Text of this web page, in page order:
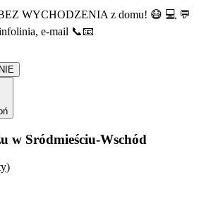
WYCHODZENIA z domu! 😷 💻 💬
e-mail 📞📧
w Sródmieściu-Wschód